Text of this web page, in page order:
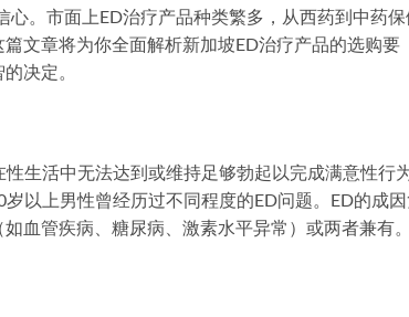
。市面上ED治疗产品种类繁多，从西药到中药保
文章将为你全面解析新加坡ED治疗产品的选购要
决定。
生活中无法达到或维持足够勃起以完成满意性行
以上男性曾经历过不同程度的ED问题。ED的成因
血管疾病、糖尿病、激素水平异常）或两者兼有。